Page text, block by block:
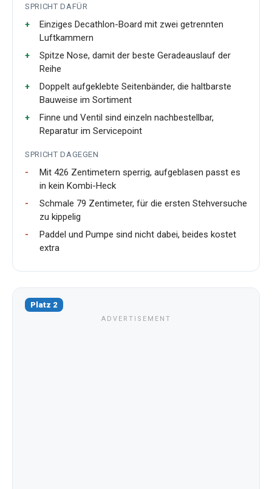
SPRICHT DAFÜR
Einziges Decathlon-Board mit zwei getrennten
Luftkammern
Spitze Nose, damit der beste Geradeauslauf der
Reihe
Doppelt aufgeklebte Seitenbänder, die haltbarste
Bauweise im Sortiment
Finne und Ventil sind einzeln nachbestellbar,
Reparatur im Servicepoint
SPRICHT DAGEGEN
Mit 426 Zentimetern sperrig, aufgeblasen passt es
in kein Kombi-Heck
Schmale 79 Zentimeter, für die ersten Stehversuche
zu kippelig
Paddel und Pumpe sind nicht dabei, beides kostet
extra
Platz 2